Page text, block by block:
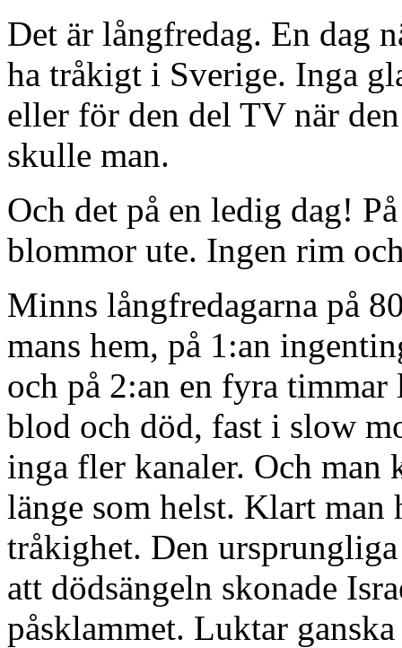
Det är långfredag. En dag
ha tråkigt i Sverige. Inga
eller för den del TV när
skulle man.
Och det på en ledig dag!
blommor ute. Ingen rim
Minns långfredagarna på
mans hem, på 1:an
och på 2:an en fyra
blod och död, fast i slow
inga fler kanaler. Och man
länge som helst. Klart man
tråkighet. Den
att dödsängeln skonade
påsklammet. Luktar